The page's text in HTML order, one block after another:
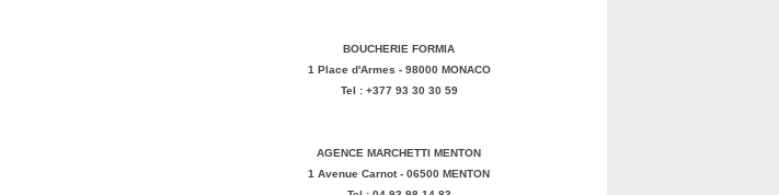
BOUCHERIE FORMIA
1 Place d'Armes - 98000 MONACO
Tel : +377 93 30 30 59
AGENCE MARCHETTI MENTON
1 Avenue Carnot - 06500 MENTON